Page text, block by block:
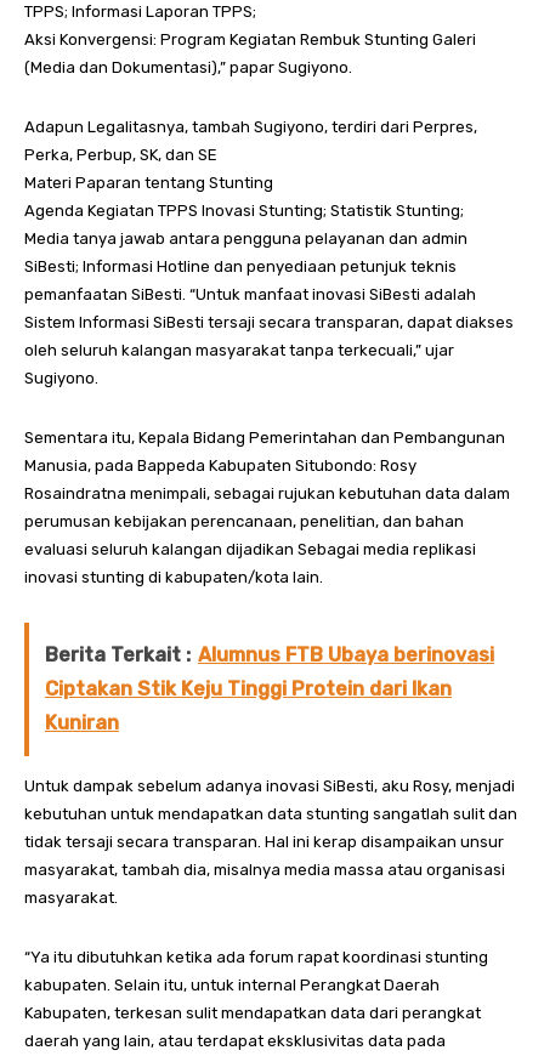
TPPS; Informasi Laporan TPPS;
Aksi Konvergensi: Program Kegiatan Rembuk Stunting Galeri
(Media dan Dokumentasi),” papar Sugiyono.
Adapun Legalitasnya, tambah Sugiyono, terdiri dari Perpres,
Perka, Perbup, SK, dan SE
Materi Paparan tentang Stunting
Agenda Kegiatan TPPS Inovasi Stunting; Statistik Stunting;
Media tanya jawab antara pengguna pelayanan dan admin
SiBesti; Informasi Hotline dan penyediaan petunjuk teknis
pemanfaatan SiBesti. “Untuk manfaat inovasi SiBesti adalah
Sistem Informasi SiBesti tersaji secara transparan, dapat diakses
oleh seluruh kalangan masyarakat tanpa terkecuali,” ujar
Sugiyono.
Sementara itu, Kepala Bidang Pemerintahan dan Pembangunan
Manusia, pada Bappeda Kabupaten Situbondo: Rosy
Rosaindratna menimpali, sebagai rujukan kebutuhan data dalam
perumusan kebijakan perencanaan, penelitian, dan bahan
evaluasi seluruh kalangan dijadikan Sebagai media replikasi
inovasi stunting di kabupaten/kota lain.
Berita Terkait : Alumnus FTB Ubaya berinovasi
Ciptakan Stik Keju Tinggi Protein dari Ikan
Kuniran
Untuk dampak sebelum adanya inovasi SiBesti, aku Rosy, menjadi
kebutuhan untuk mendapatkan data stunting sangatlah sulit dan
tidak tersaji secara transparan. Hal ini kerap disampaikan unsur
masyarakat, tambah dia, misalnya media massa atau organisasi
masyarakat.
“Ya itu dibutuhkan ketika ada forum rapat koordinasi stunting
kabupaten. Selain itu, untuk internal Perangkat Daerah
Kabupaten, terkesan sulit mendapatkan data dari perangkat
daerah yang lain, atau terdapat eksklusivitas data pada